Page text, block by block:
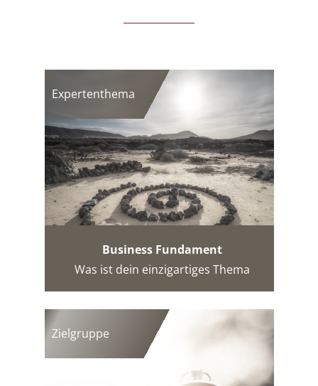
Expertenthema
Business Fundament
Was ist dein einzigartiges Thema
Zielgruppe